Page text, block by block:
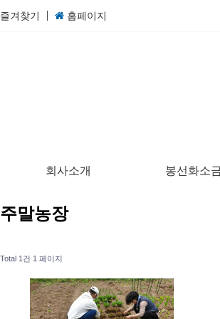
즐겨찾기 홈페이지
회사소개 봉선화소
주말농장
Total 1건 1 페이지